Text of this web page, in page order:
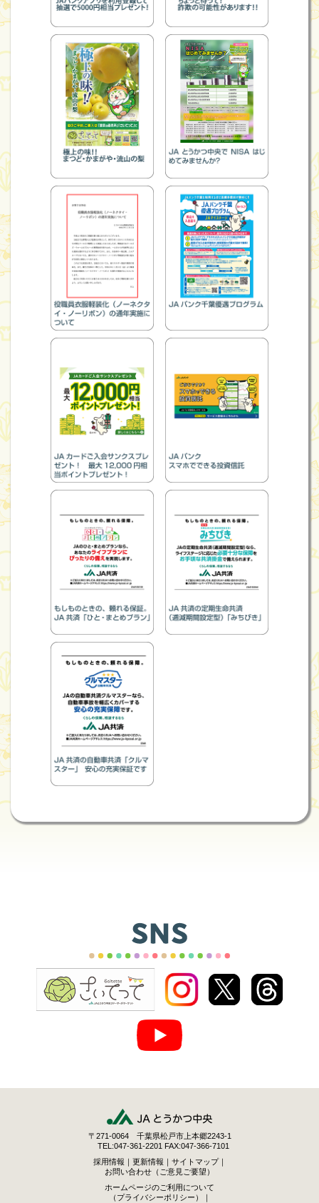
〒271-0064 千葉県松戸市上本郷2243-1
TEL:047-361-2201 FAX:047-366-7101
採用情報 ｜ 更新情報 ｜ サイトマップ｜
お問い合わせ（ご意見ご要望）
ホームページのご利用について
（プライバシーポリシー）
｜